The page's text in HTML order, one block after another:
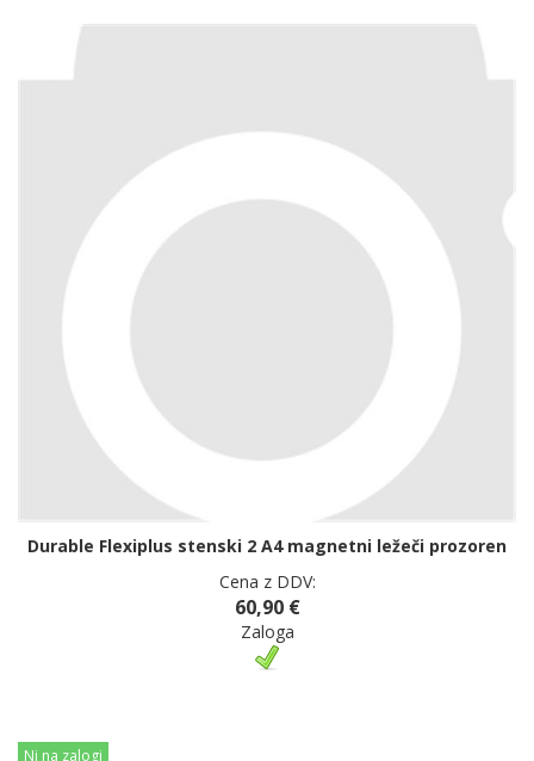
Durable Flexiplus stenski 2 A4 magnetni ležeči prozoren
Cena z DDV:
60,90 €
Zaloga
Ni na zalogi